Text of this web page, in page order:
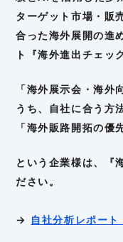
ターゲット市場・販
合った海外展開の進
ト『海外進出チェッ
「海外展示会・海
うち、自社に合う方
「海外販路開拓の優
という企業様は、『
ださい。
→ 自社分析レポー